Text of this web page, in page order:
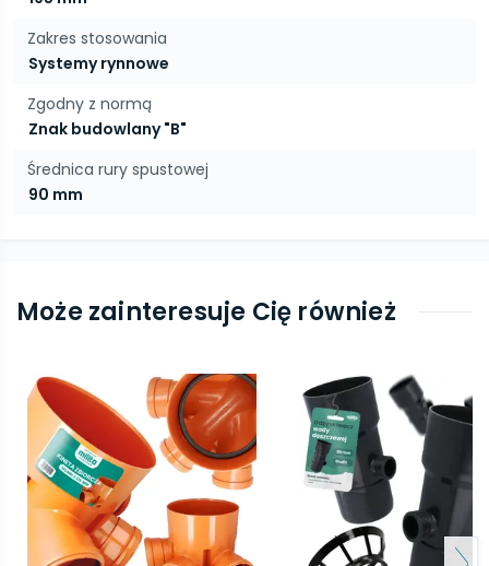
Zakres stosowania
Systemy rynnowe
Zgodny z normą
Znak budowlany "B"
Średnica rury spustowej
90 mm
Może zainteresuje Cię również